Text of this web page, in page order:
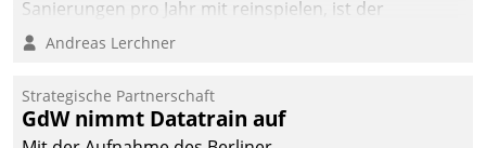
Sanierungen pro Jahr mit reinspielen, ist der
Betreuungs- und Organisationsaufwand immens. Im
kommunale Wohnungsbauunternehmen daher
gemeinsam mit der Berliner Datatrain GmbH den
Teilprozess der Objektsanierung digitalisiert.
Andreas Lerchner
Strategische Partnerschaft
GdW nimmt Datatrain auf